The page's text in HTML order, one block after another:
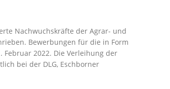
Nachwuchskräfte der Agrar- und
Bewerbungen für die in Form
2022. Die Verleihung der
bei der DLG, Eschborner